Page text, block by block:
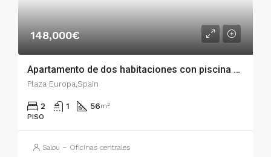
148,000€
Apartamento de dos habitaciones con piscina en Salou – 003.03368
Plaza Europa,Spain
2 1 56m²
PISO
Salou – Oficinas centrales